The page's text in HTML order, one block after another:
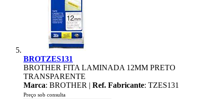
BROTZES131
BROTHER FITA LAMINADA 12MM PRETO
TRANSPARENTE
Marca: BROTHER | Ref. Fabricante: TZES131
Preço sob consulta